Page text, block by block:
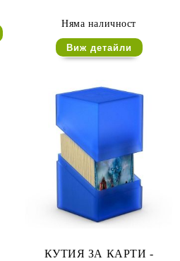
Няма наличност
Виж детайли
КУТИЯ ЗА КАРТИ -